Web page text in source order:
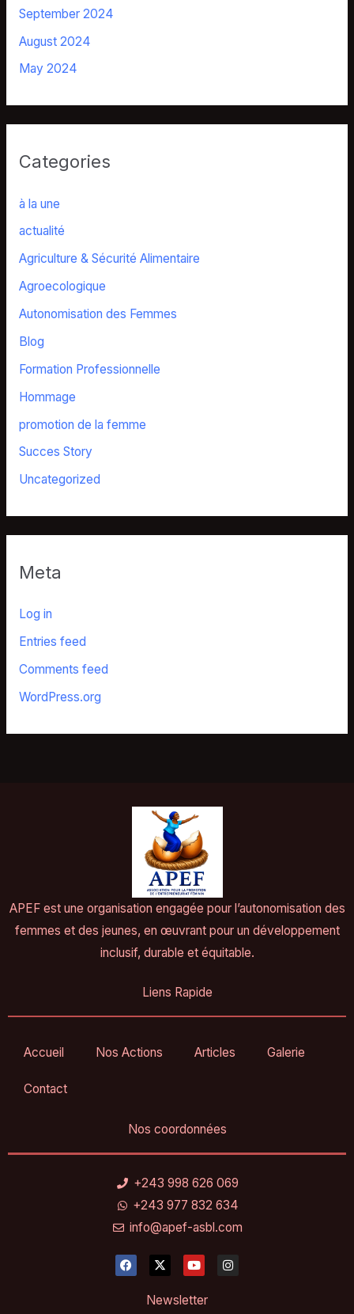
September 2024
August 2024
May 2024
Categories
à la une
actualité
Agriculture & Sécurité Alimentaire
Agroecologique
Autonomisation des Femmes
Blog
Formation Professionnelle
Hommage
promotion de la femme
Succes Story
Uncategorized
Meta
Log in
Entries feed
Comments feed
WordPress.org
APEF est une organisation engagée pour l’autonomisation des
femmes et des jeunes, en œuvrant pour un développement
inclusif, durable et équitable.
Liens Rapide
Accueil Nos Actions Articles Galerie
Contact
Nos coordonnées
+243 998 626 069
+243 977 832 634
info@apef-asbl.com
F
a
X
-
w
i
Y
o
t
u
I
n
Newsletter